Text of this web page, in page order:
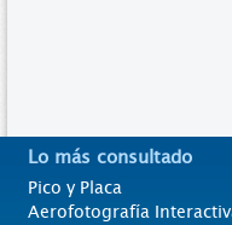
Lo más consultado
Pico y Placa
Aerofotografía